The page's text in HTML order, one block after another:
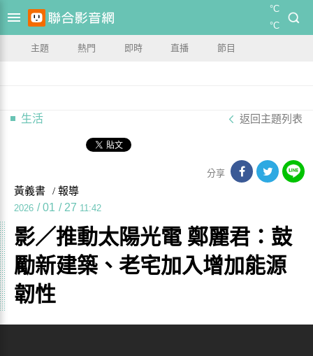
°C
°C
主題 熱門 即時 直播 節目
生活 返回主題列表
分享
黃義書 / 報導
2026 / 01 / 27 11:42
影／推動太陽光電 鄭麗君：鼓
勵新建築、老宅加入增加能源
韌性